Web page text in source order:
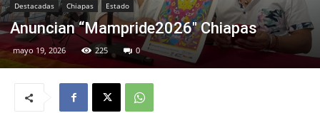
Destacadas Chiapas Estado
Anuncian “Mampride2026″ Chiapas
mayo 19, 2026 225 0